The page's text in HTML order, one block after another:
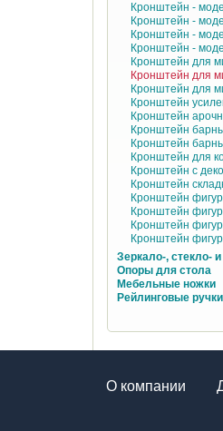
Кронштейн -
Кронштейн -
Кронштейн -
Кронштейн -
Кронштейн для
Кронштейн для
Кронштейн для
Кронштейн
Кронштейн
Кронштейн
Кронштейн
Кронштейн для
Кронштейн с
Кронштейн
Кронштейн
Кронштейн
Кронштейн
Кронштейн
Зеркало-, стекло-
Опоры для стола
Мебельные ножки
Рейлинговые ручки
О компании